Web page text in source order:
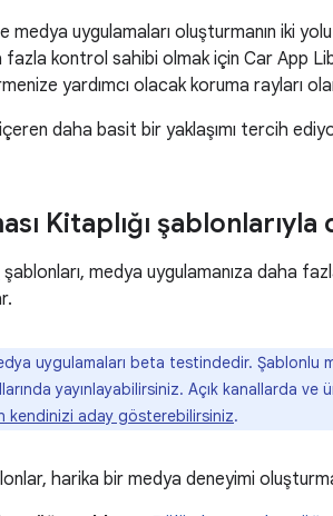
uygulamaları oluşturmanın iki yolu
kontrol sahibi olmak için Car App
yardımcı olacak koruma rayları
daha basit bir yaklaşımı tercih
Kitaplığı şablonlarıyla
şablonları, medya uygulamanıza daha
uygulamaları beta testindedir. Şablonlu
yayınlayabilirsiniz. Açık kanallarda ve
kendinizi aday gösterebilirsiniz.
harika bir medya deneyimi